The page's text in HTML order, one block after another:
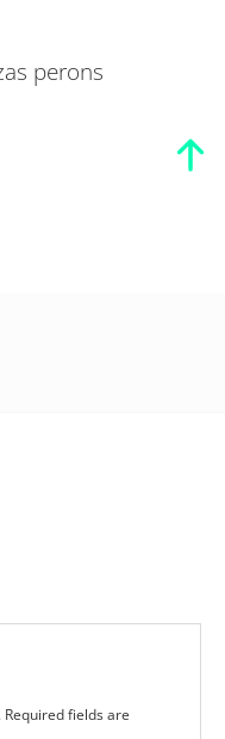
perons
Required fields are